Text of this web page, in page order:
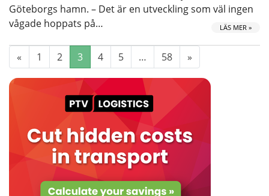
Göteborgs hamn. – Det är en utveckling som väl ingen
vågade hoppats på…
LÄS MER »
« 1 2 3 4 5 … 58 »